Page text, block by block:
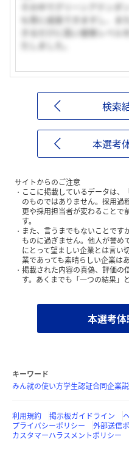
その中でグリーンアテンダ
も常に成長できますし、ま
きるだけに高い接客レベル
たしました。
検索
本選考
サイトからのご注意
ここに掲載しているデータは、
のものではありません。採用過
更や採用担当者が変わることで
す。
また、言うまでもないことです
ものに過ぎません。他人が誉め
にとって望ましい企業とは言い
業であっても素晴らしい企業は
掲載された内容の真偽、評価の
す。あくまでも「一つの結果」
本選考
キーワード
みん就の使い方学生認証合同企業
利用規約 掲示板ガイドライン
プライバシーポリシー
外部送信
カスタマーハラスメントポリシー